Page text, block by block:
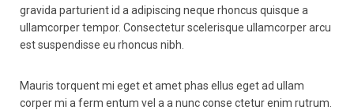
gravida parturient id a adipiscing neque rhoncus quisque a
ullamcorper tempor. Consectetur scelerisque ullamcorper arcu
est suspendisse eu rhoncus nibh.
Mauris torquent mi eget et amet phas ellus eget ad ullam
corper mi a ferm entum vel a a nunc conse ctetur enim rutrum.